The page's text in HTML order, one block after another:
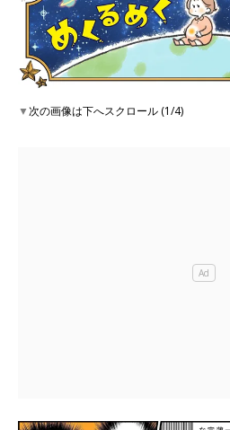
▼次の画像は下へスクロール (1/4)